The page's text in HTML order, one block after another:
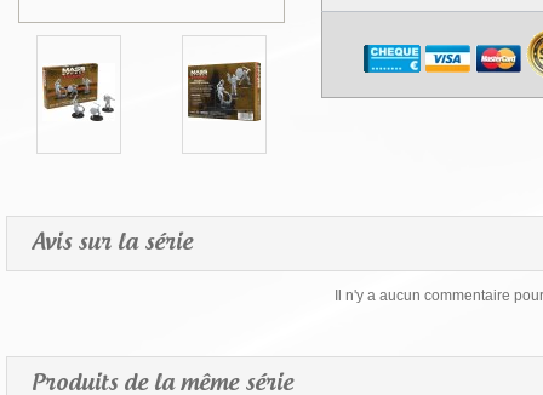
Avis sur la série
Il n'y a aucun commentaire
Produits de la même série